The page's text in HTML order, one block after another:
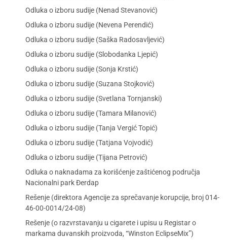
Odluka o izboru sudije (Nenad Stevanović)
Odluka o izboru sudije (Nevena Perendić)
Odluka o izboru sudije (Saška Radosavljević)
Odluka o izboru sudije (Slobodanka Ljepić)
Odluka o izboru sudije (Sonja Krstić)
Odluka o izboru sudije (Suzana Stojković)
Odluka o izboru sudije (Svetlana Tornjanski)
Odluka o izboru sudije (Tamara Milanović)
Odluka o izboru sudije (Tanja Vergić Topić)
Odluka o izboru sudije (Tatjana Vojvodić)
Odluka o izboru sudije (Tijana Petrović)
Odluka o naknadama za korišćenje zaštićenog područja
Nacionalni park Đerdap
Rešenje (direktora Agencije za sprečavanje korupcije, broj 014-
46-00-0014/24-08)
Rešenje (o razvrstavanju u cigarete i upisu u Registar o
markama duvanskih proizvoda, “Winston EclipseMix”)